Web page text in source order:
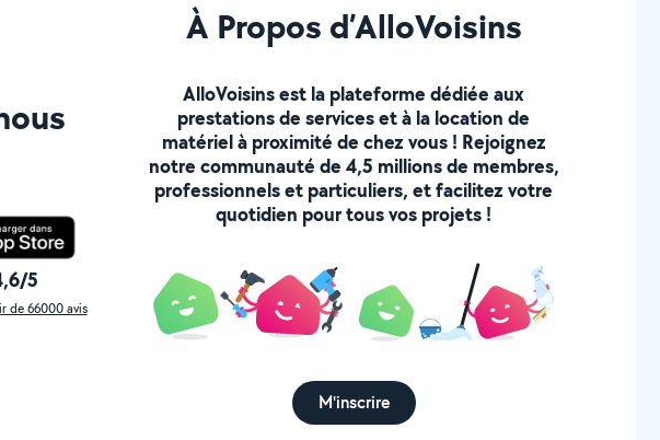
5
de 66000 avis
À Propos d’AlloVoisins
AlloVoisins est la plateforme dédiée aux
prestations de services et à la location de
matériel à proximité de chez vous ! Rejoignez
notre communauté de 4,5 millions de membres,
professionnels et particuliers, et facilitez votre
quotidien pour tous vos projets !
M'inscrire